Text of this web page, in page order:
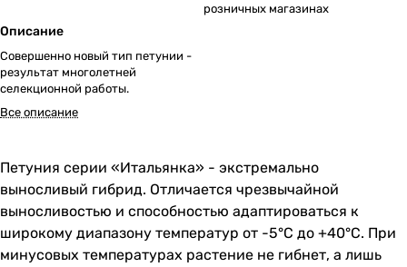
Описание
Совершенно новый тип петунии -
результат многолетней
селекционной работы.
Все описание
розничных магазинах
Петуния серии «Итальянка» - экстремально
выносливый гибрид. Отличается чрезвычайной
выносливостью и способностью адаптироваться к
широкому диапазону температур от -5°С до +40°С. При
минусовых температурах растение не гибнет, а лишь